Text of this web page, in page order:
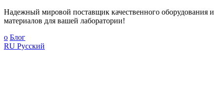
Надежный мировой поставщик качественного оборудования и
материалов для вашей лаборатории!
о Блог
RU Русский